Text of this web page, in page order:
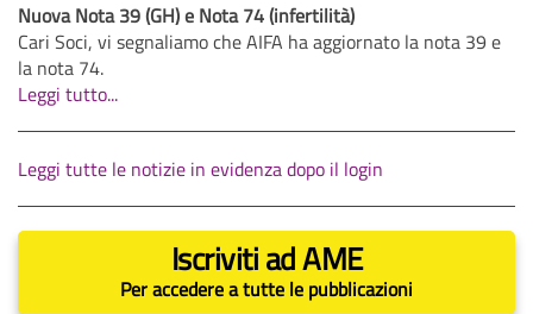
Nuova Nota 39 (GH) e Nota 74 (infertilità)
Cari Soci, vi segnaliamo che AIFA ha aggiornato la nota 39 e
la nota 74.
Leggi tutto...
Leggi tutte le notizie in evidenza dopo il login
Iscriviti ad AME
Per accedere a tutte le pubblicazioni